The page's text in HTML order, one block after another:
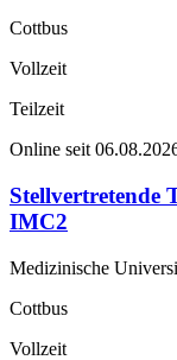
Cottbus
Vollzeit
Teilzeit
Online seit
Stellvertretende
IMC2
Medizinische
Cottbus
Vollzeit